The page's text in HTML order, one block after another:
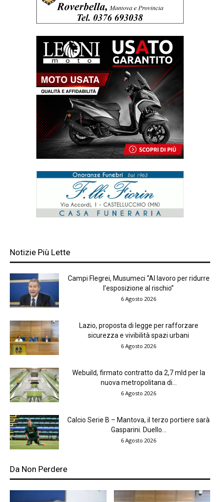
Notizie Più Lette
Campi Flegrei, Musumeci “Al lavoro per ridurre
l’esposizione al rischio”
6 Agosto 2026
Lazio, proposta di legge per rafforzare
sicurezza e vivibilità spazi urbani
6 Agosto 2026
Webuild, firmato contratto da 2,7 mld per la
nuova metropolitana di...
6 Agosto 2026
Calcio Serie B – Mantova, il terzo portiere sarà
Gasparini. Duello...
6 Agosto 2026
Da Non Perdere